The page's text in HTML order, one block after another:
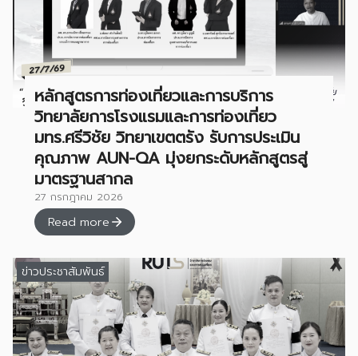
หลักสูตรการท่องเที่ยวและการบริการ
วิทยาลัยการโรงแรมและการท่องเที่ยว
มทร.ศรีวิชัย วิทยาเขตตรัง รับการประเมิน
คุณภาพ AUN-QA มุ่งยกระดับหลักสูตรสู่
มาตรฐานสากล
27 กรกฎาคม 2026
Read more
ข่าวประชาสัมพันธ์